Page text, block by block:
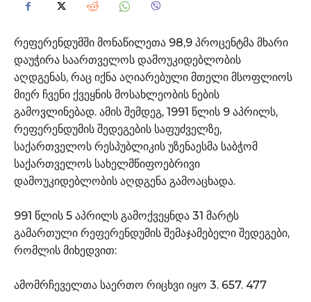
რეფერენდუმში მონაწილეთა 98,9 პროცენტმა მხარი
დაუჭირა საართველოს დამოუკიდებლობის
აღდგენას, რაც იქნა აღიარებული მთელი მსოფლიოს
მიერ ჩვენი ქვეყნის მოსახლეობის ნების
გამოვლინებად. ამის შემდეგ, 1991 წლის 9 აპრილს,
რეფერენდუმის შედეგების საფუძველზე,
საქართველოს რესპუბლიკის უზენაესმა საბჭომ
საქართველოს სახელმწიფოებრივი
დამოუკიდებლობის აღდგენა გამოაცხადა.
991 წლის 5 აპრილს გამოქვეყნდა 31 მარტს
გამართული რეფერენდუმის შემაჯამებელი შედეგები,
რომლის მიხედვით:
ამომრჩეველთა საერთო რიცხვი იყო 3. 657. 477